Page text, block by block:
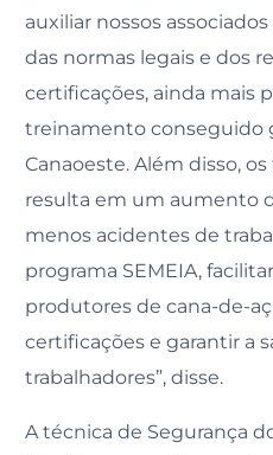
auxiliar nossos
das normas legais e dos
certificações, ainda mais
treinamento conseguido
Canaoeste. Além disso,
resulta em um aumento
menos acidentes de
programa SEMEIA,
produtores de cana-de-
certificações e garantir a
trabalhadores”, disse.
A técnica de Segurança